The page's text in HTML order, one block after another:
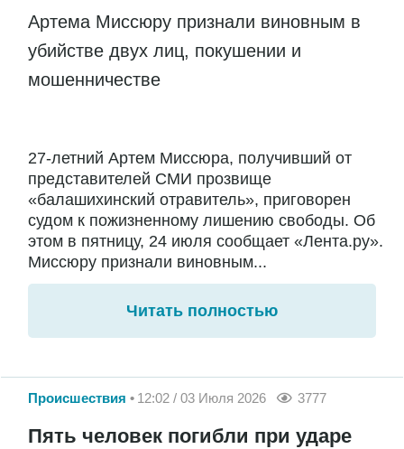
Артема Миссюру признали виновным в
убийстве двух лиц, покушении и
мошенничестве
27-летний Артем Миссюра, получивший от
представителей СМИ прозвище
«балашихинский отравитель», приговорен
судом к пожизненному лишению свободы. Об
этом в пятницу, 24 июля сообщает «Лента.ру».
Миссюру признали виновным...
Читать полностью
Происшествия 12:02 / 03 Июля 2026 3777
Пять человек погибли при ударе